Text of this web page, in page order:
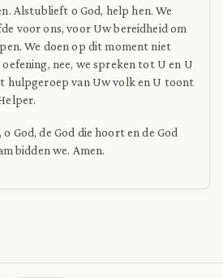
Alstublieft o God, help hen. We
voor ons, voor Uw bereidheid om
We doen op dit moment niet
nee, we spreken tot U en U
hulpgeroep van Uw volk en U toont
God, de God die hoort en de God
bidden we. Amen.